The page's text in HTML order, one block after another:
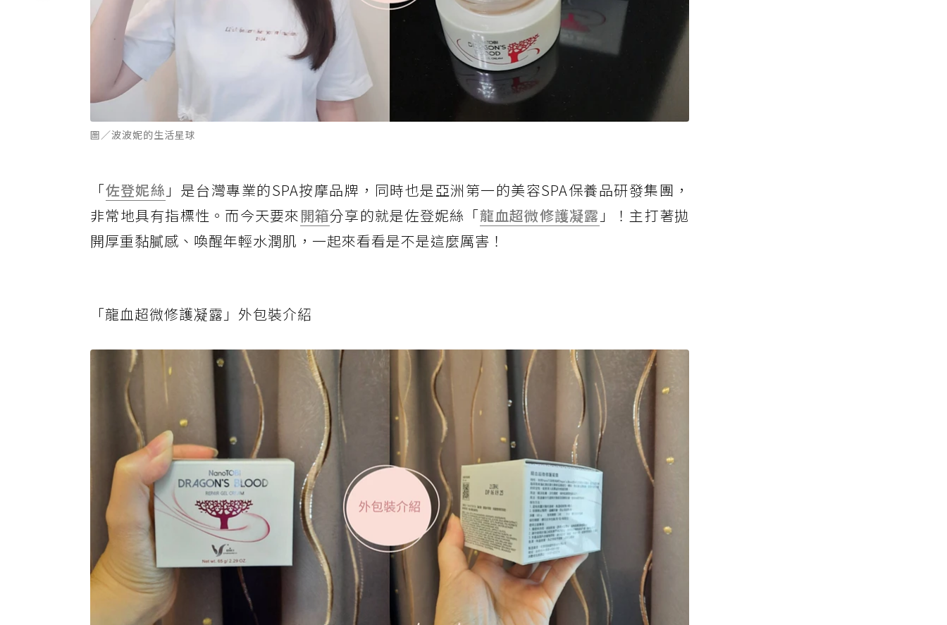
圖／波波妮的生活星球
「佐登妮絲 」是台灣專業的SPA按摩品牌，同時也是亞洲第一的美容SPA保養品研發集團，
非常地具有指標性。而今天要來開箱分享的就是佐登妮絲「龍血超微修護凝露 」！主打著拋
開厚重黏膩感、喚醒年輕水潤肌，一起來看看是不是這麼厲害！
「龍血超微修護凝露」外包裝介紹